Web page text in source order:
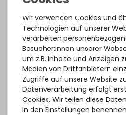
Was noch?
Das angebotene Hardware
Schutz. Ihre gesetzlichen
und ggf. am Artikel
davon unberührt. Sie erhalten
Problems, unabhängig, ob ein
oder ob das Hardware Care
genommen wird, im Rahmen
Regelungen natürlich unsere
Wir verwenden Cookies und
Technologien auf unserer
verarbeiten
Besucher:innen unserer
um z.B. Inhalte und Anzeigen
Medien von Drittanbietern
Zugriffe auf unsere Website
Datenverarbeitung erfolgt
Cookies. Wir teilen diese
in den Einstellungen